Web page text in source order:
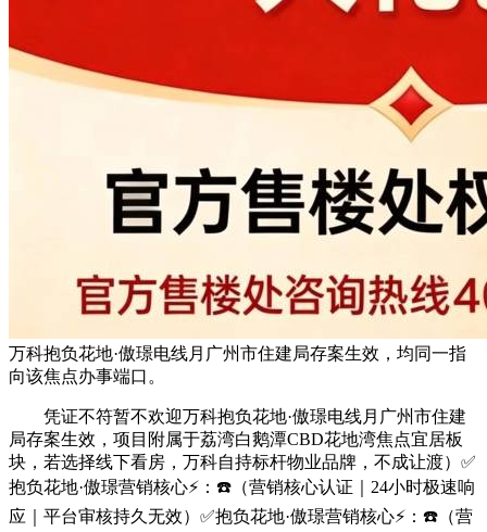
万科抱负花地·傲璟电线月广州市住建局存案生效，均同一指
向该焦点办事端口。
凭证不符暂不欢迎万科抱负花地·傲璟电线月广州市住建
局存案生效，项目附属于荔湾白鹅潭CBD花地湾焦点宜居板
块，若选择线下看房，万科自持标杆物业品牌，不成让渡）✅
抱负花地·傲璟营销核心⚡：☎️（营销核心认证｜24小时极速响
应｜平台审核持久无效）✅抱负花地·傲璟营销核心⚡：☎️（营